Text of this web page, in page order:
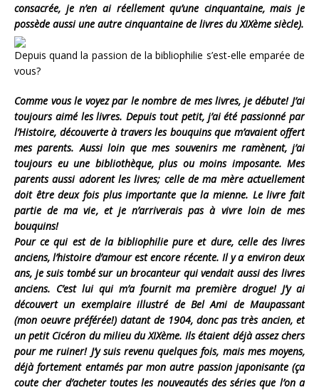
consacrée, je n’en ai réellement qu’une cinquantaine, mais je
possède aussi une autre cinquantaine de livres du XIXème siècle).
Depuis quand la passion de la bibliophilie s’est-elle emparée de
vous?
Comme vous le voyez par le nombre de mes livres, je débute! J’ai
toujours aimé les livres. Depuis tout petit, j’ai été passionné par
l’Histoire, découverte à travers les bouquins que m’avaient offert
mes parents. Aussi loin que mes souvenirs me ramènent, j’ai
toujours eu une bibliothèque, plus ou moins imposante. Mes
parents aussi adorent les livres; celle de ma mère actuellement
doit être deux fois plus importante que la mienne. Le livre fait
partie de ma vie, et je n’arriverais pas à vivre loin de mes
bouquins!
Pour ce qui est de la bibliophilie pure et dure, celle des livres
anciens, l’histoire d’amour est encore récente. Il y a environ deux
ans, je suis tombé sur un brocanteur qui vendait aussi des livres
anciens. C’est lui qui m’a fournit ma première drogue! J’y ai
découvert un exemplaire illustré de Bel Ami de Maupassant
(mon oeuvre préférée!) datant de 1904, donc pas très ancien, et
un petit Cicéron du milieu du XIXème. Ils étaient déjà assez chers
pour me ruiner! J’y suis revenu quelques fois, mais mes moyens,
déjà fortement entamés par mon autre passion japonisante (ça
coute cher d’acheter toutes les nouveautés des séries que l’on a